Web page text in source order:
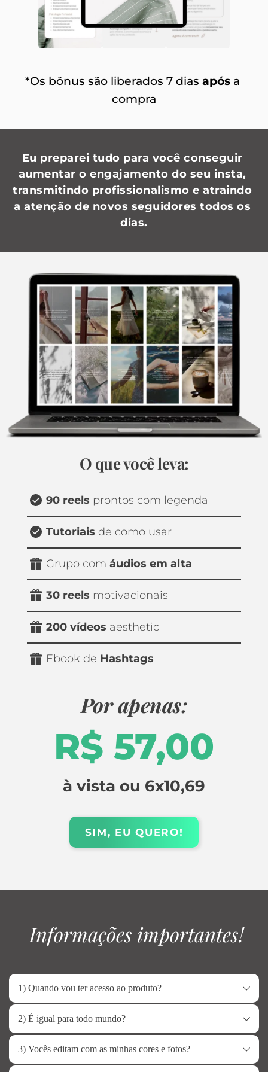
*Os bônus são liberados 7 dias após a
compra
Eu preparei tudo para você conseguir
aumentar o engajamento do seu insta,
transmitindo profissionalismo e atraindo
a atenção de novos seguidores todos os
dias.
O que você leva:
90 reels prontos com legenda
Tutoriais de como usar
Grupo com áudios em alta
30 reels motivacionais
200 vídeos aesthetic
Ebook de Hashtags
Por apenas:
R$ 57,00
à vista ou 6x10,69
SIM, EU QUERO!
Informações importantes!
1) Quando vou ter acesso ao produto?
Imediatamente após a conclusão do
pagamento, você receberá um e-mail da
Kiwify e um whatsapp da nossa equipe em
até 30 minutos contendo todas as
2) É igual para todo mundo?
Sim, mas o material é 100% editável.
3) Vocês editam com as minhas cores e fotos?